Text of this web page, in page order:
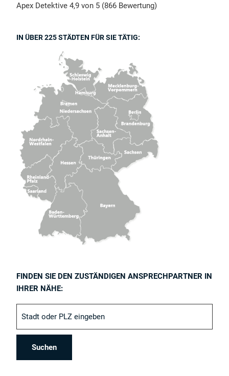
Apex Detektive 4,9 von 5 (866 Bewertung)
IN ÜBER 225 STÄDTEN FÜR SIE TÄTIG:
FINDEN SIE DEN ZUSTÄNDIGEN ANSPRECHPARTNER IN
IHRER NÄHE: